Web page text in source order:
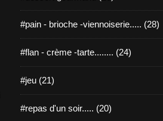
#pain - brioche -viennoiserie..... (28)
#flan - crème -tarte........ (24)
#jeu (21)
#repas d'un soir..... (20)